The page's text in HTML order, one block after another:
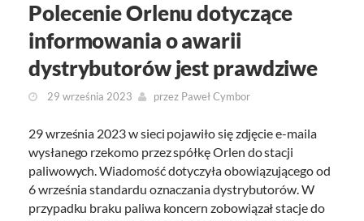
Polecenie Orlenu dotyczące
informowania o awarii
dystrybutorów jest prawdziwe
29 września 2023 przez Paweł Cymbor
29 września 2023 w sieci pojawiło się zdjęcie e-maila
wysłanego rzekomo przez spółkę Orlen do stacji
paliwowych. Wiadomość dotyczyła obowiązującego od
6 września standardu oznaczania dystrybutorów. W
przypadku braku paliwa koncern zobowiązał stacje do